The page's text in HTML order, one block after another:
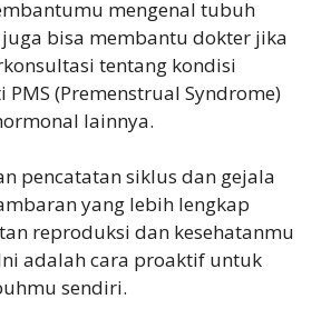
mengenal tubuh
bisa membantu dokter jika
tentang kondisi
(Premenstrual Syndrome)
lainnya.
pencatatan siklus dan gejala
yang lebih lengkap
reproduksi dan kesehatanmu
adalah cara proaktif untuk
sendiri.